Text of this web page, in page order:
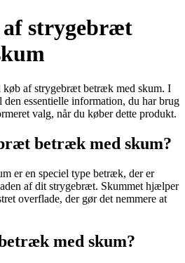
strygebræt
af strygebræt betræk med skum. I
essentielle information, du har brug
valg, når du køber dette produkt.
betræk med skum?
er en speciel type betræk, der er
af dit strygebræt. Skummet hjælper
overflade, der gør det nemmere at
med skum?